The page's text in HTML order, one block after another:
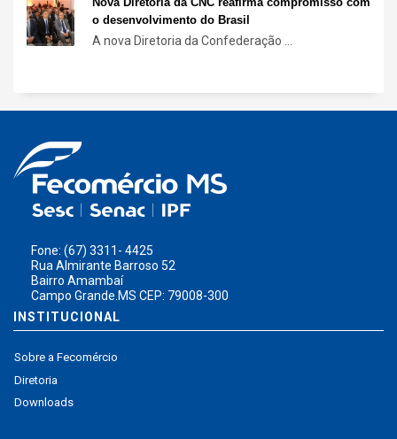
o desenvolvimento do Brasil
A nova Diretoria da Confederação ...
Fone: (67) 3311- 4425
Rua Almirante Barroso 52
Bairro Amambaí
Campo Grande.MS CEP: 79008-300
INSTITUCIONAL
Sobre a Fecomércio
Diretoria
Downloads